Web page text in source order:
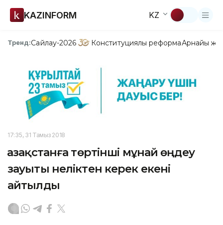
KAZINFORM KZ
Тренд:Сайлау-2026 Конституциялық реформаАрнайы
17:35, 31 Тамыз 2018
Қазақстанға төртінші мұнай өңдеу
зауыты неліктен керек екені
айтылды